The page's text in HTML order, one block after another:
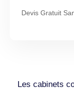
Devis Gratuit
Les cabinets